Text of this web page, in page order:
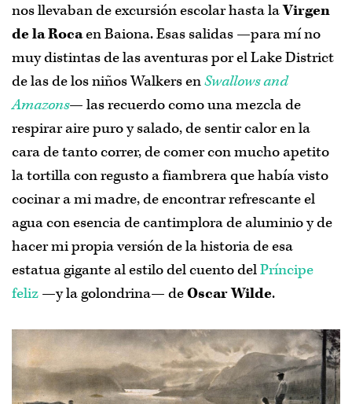
nos llevaban de excursión escolar hasta laVirgen
de la Rocaen Baiona. Esas salidas —para mí no
muy distintas de las aventuras por el Lake District
de las de los niños Walkers enSwallows and
Amazons— las recuerdo como una mezcla de
respirar aire puro y salado, de sentir calor en la
cara de tanto correr, de comer con mucho apetito
la tortilla con regusto a fiambrera que había visto
cocinar a mi madre, de encontrar refrescante el
agua con esencia de cantimplora de aluminio y de
hacer mi propia versión de la historia de esa
estatua gigante al estilo del cuento delPríncipe
feliz —y la golondrina— deOscar Wilde.
Acerca de
Puedes escribirme uncorreo,suscribirte al boletín de noticias
Twitter Pinterest